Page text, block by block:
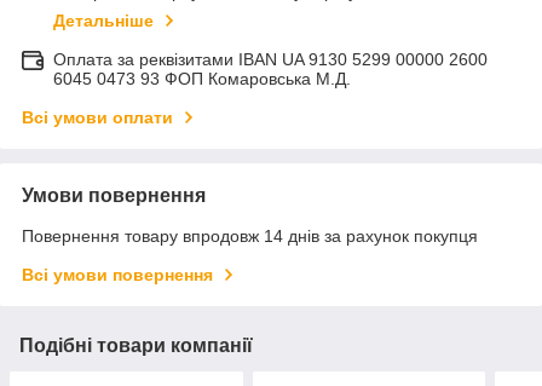
Детальніше
Оплата за реквізитами IBAN UA 9130 5299 00000 2600
6045 0473 93 ФОП Комаровська М.Д.
Всі умови оплати
Умови повернення
Повернення товару впродовж 14 днів за рахунок покупця
Всі умови повернення
Подібні товари компанії